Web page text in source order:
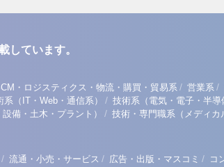
しています。
・ロジスティクス・物流・購買・貿易系 / 営業系 /
系（IT・Web・通信系） / 技術系（電気・電子・半導
備・土木・プラント） / 技術・専門職系（メディカ
/ 流通・小売・サービス / 広告・出版・マスコミ / コ